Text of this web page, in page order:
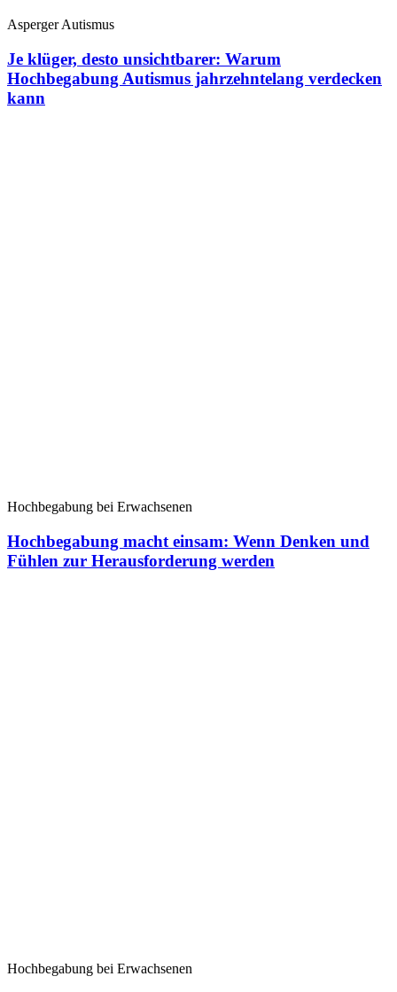
Asperger Autismus
Je klüger, desto unsichtbarer: Warum
Hochbegabung Autismus jahrzehntelang verdecken
kann
Hochbegabung bei Erwachsenen
Hochbegabung macht einsam: Wenn Denken und
Fühlen zur Herausforderung werden
Hochbegabung bei Erwachsenen